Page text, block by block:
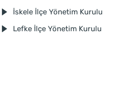
İskele İlçe Yönetim Kurulu
Lefke İlçe Yönetim Kurulu